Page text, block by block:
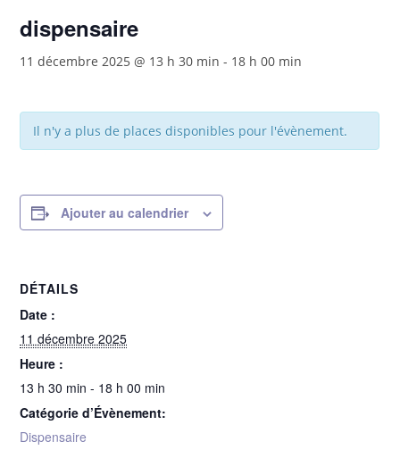
dispensaire
11 décembre 2025 @ 13 h 30 min - 18 h 00 min
Il n'y a plus de places disponibles pour l'évènement.
Ajouter au calendrier
DÉTAILS
Date :
11 décembre 2025
Heure :
13 h 30 min - 18 h 00 min
Catégorie d’Évènement:
Dispensaire